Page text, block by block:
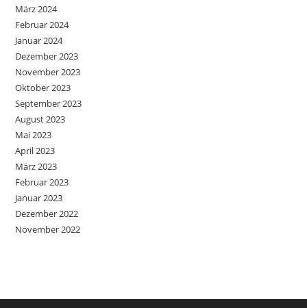
März 2024
Februar 2024
Januar 2024
Dezember 2023
November 2023
Oktober 2023
September 2023
August 2023
Mai 2023
April 2023
März 2023
Februar 2023
Januar 2023
Dezember 2022
November 2022